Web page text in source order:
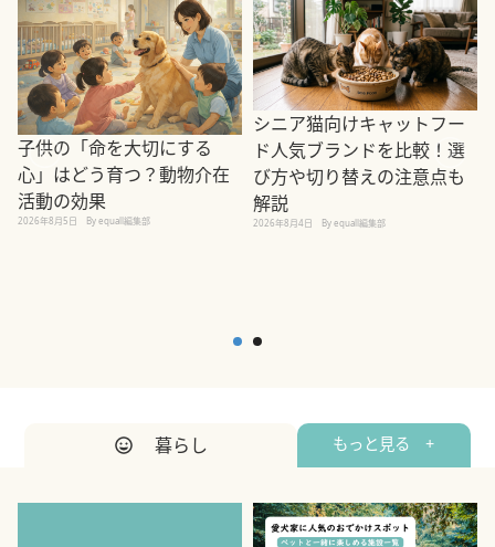
子供の「命を大切にする
心」はどう育つ？動物介在
活動の効果
2026年8月5日 By equall編集部
シニア猫向けキャットフー
ド人気ブランドを比較！選
び方や切り替えの注意点も
解説
2026年8月4日 By equall編集部
暮らし もっと見る +